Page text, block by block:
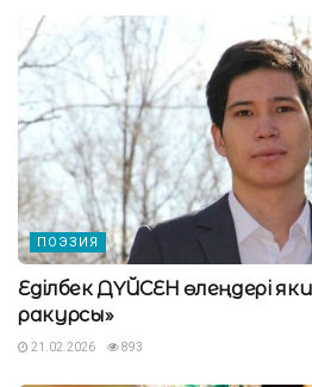
ПОЭЗИЯ
Еділбек ДҮЙСЕН өлеңдері
ракурсы»
21.02.2026 893